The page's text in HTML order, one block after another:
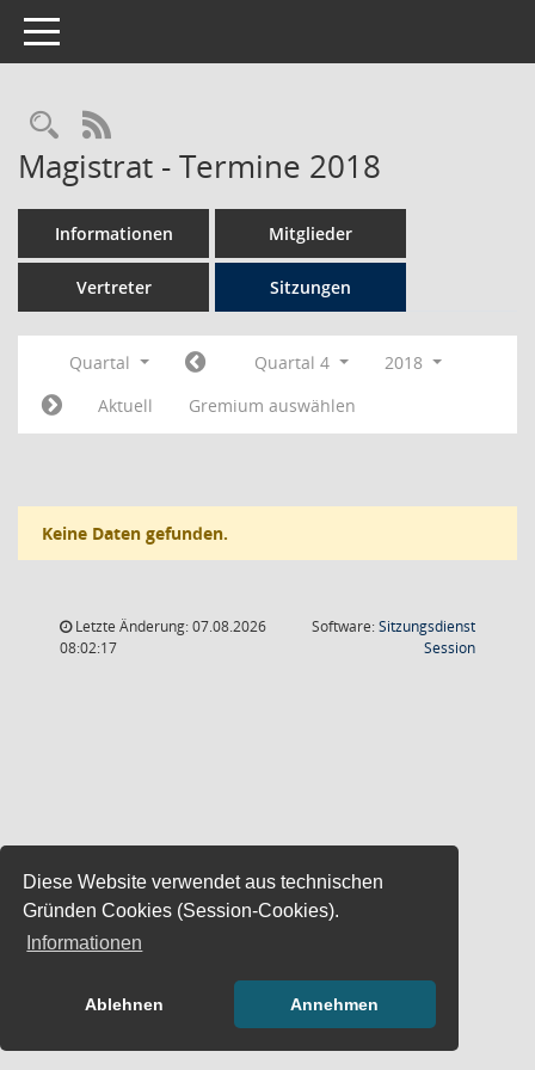
Diese Website verwendet aus technischen
Gründen Cookies (Session-Cookies).
Informationen
Ablehnen Annehmen
Toggle navigation
Rechercheauswahl
RSS-Feed
Magistrat - Termine 2018
Informationen Mitglieder
Vertreter Sitzungen
Quartal Quartal 4
2018
Aktuell
Gremium auswählen
Keine Daten gefunden.
Letzte Änderung: 07.08.2026
08:02:17
Software:Sitzungsdienst
Session(Wird in